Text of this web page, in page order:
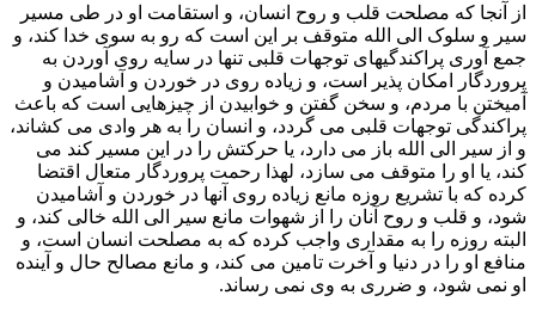
از آنجا که مصلحت قلب و روح انسان، و استقامت او در طی مسیر
سیر و سلوک الی الله متوقف بر این است که رو به سوی خدا کند، و
جمع آوری پراکندگیهای توجهات قلبی تنها در سایه روی آوردن به
پروردگار امکان پذیر است، و زیاده روی در خوردن و آشامیدن و
آمیختن با مردم، و سخن گفتن و خوابیدن از چیزهایی است که باعث
پراکندگی توجهات قلبی می گردد، و انسان را به هر وادی می کشاند،
و از سیر الی الله باز می دارد، یا حرکتش را در این مسیر کند می
کند، یا او را متوقف می سازد، لهذا رحمت پروردگار متعال اقتضا
کرده که با تشریع روزه مانع زیاده روی آنها در خوردن و آشامیدن
شود، و قلب و روح آنان را از شهوات مانع سیر الی الله خالی کند، و
البته روزه را به مقداری واجب کرده که به مصلحت انسان است، و
منافع او را در دنیا و آخرت تامین می کند، و مانع مصالح حال و آینده
او نمی شود، و ضرری به وی نمی رساند.